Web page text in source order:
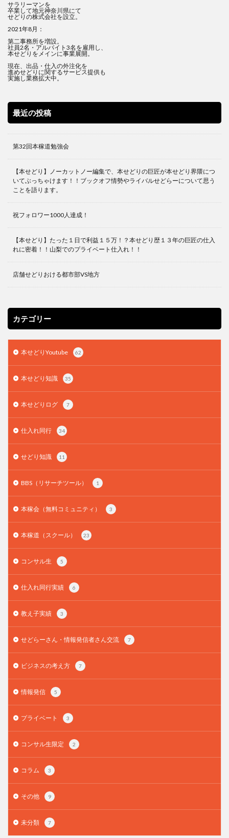
サラリーマンを
卒業して地元神奈川県にて
せどりの株式会社を設立。
2021年8月：
第二事務所を増設。
社員2名・アルバイト3名を雇用し、
本せどりをメインに事業展開。
現在、出品・仕入の外注化を
進めせどりに関するサービス提供も
実施し業務拡大中。
最近の投稿
第32回本稼道勉強会
【本せどり】ノーカットノー編集で、本せどりの巨匠が本せどり界隈につ
いてぶっちゃけます！！ブックオフ情勢やライバルせどらーについて思う
ことを語ります。
祝フォロワー1000人達成！
【本せどり】たった１日で利益１５万！？本せどり歴１３年の巨匠の仕入
れに密着！！山梨でのプライベート仕入れ！！
店舗せどりおける都市部VS地方
カテゴリー
本せどりYoutube 62
本せどり知識 35
本せどりログ 7
仕入れ同行 34
せどり知識 11
BBS（リサーチツール） 1
本稼会（無料コミュニティ） 3
本稼道（スクール） 23
コンサル生 5
仕入れ同行実績 6
教え子実績 3
せどらーさん・情報発信者さん交流 7
ビジネスの考え方 7
情報発信 5
プライベート 3
コンサル生限定 2
コラム 3
その他 9
未分類 7